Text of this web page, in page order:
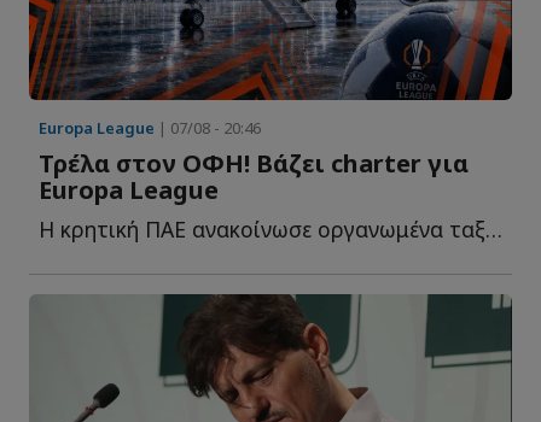
Europa League | 07/08 - 20:46
Τρέλα στον ΟΦΗ! Βάζει charter για
Europa League
Η κρητική ΠΑΕ ανακοίνωσε οργανωμένα ταξιδιωτικά πακέτα μ...